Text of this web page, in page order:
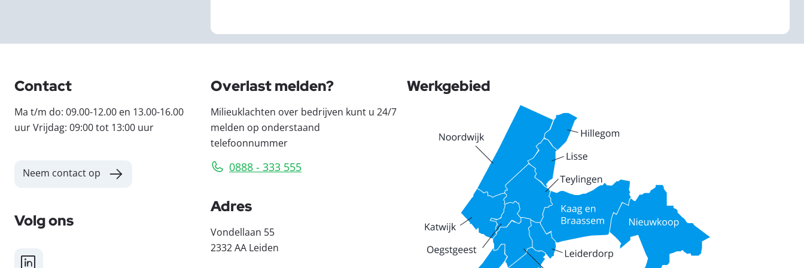
Contact
Ma t/m do: 09.00-12.00 en 13.00-16.00
uur Vrijdag: 09:00 tot 13:00 uur
Neem contact op
Volg ons
LinkedIn
Overlast melden?
Milieuklachten over bedrijven kunt u 24/7
melden op onderstaand
telefoonnummer
0888 - 333 555
Adres
Vondellaan 55
2332 AA Leiden
Werkgebied